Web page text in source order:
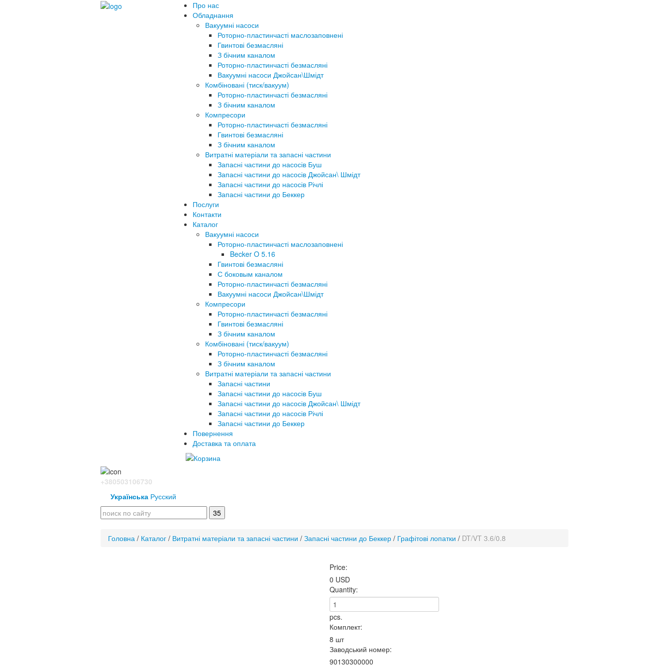
Про нас
Обладнання
Вакуумні насоси
Роторно-пластинчасті маслозаповнені
Гвинтові безмасляні
З бічним каналом
Роторно-пластинчасті безмасляні
Вакуумні насоси Джойсан\Шмідт
Комбіновані (тиск/вакуум)
Роторно-пластинчасті безмасляні
З бічним каналом
Компресори
Роторно-пластинчасті безмасляні
Гвинтові безмасляні
З бічним каналом
Витратні матеріали та запасні частини
Запасні частини до насосів Буш
Запасні частини до насосів Джойсан\ Шмідт
Запасні частини до насосів Річлі
Запасні частини до Беккер
Послуги
Контакти
Каталог
Вакуумні насоси
Роторно-пластинчасті маслозаповнені
Becker O 5.16
Гвинтові безмасляні
С боковым каналом
Роторно-пластинчасті безмасляні
Вакуумні насоси Джойсан\Шмідт
Компресори
Роторно-пластинчасті безмасляні
Гвинтові безмасляні
З бічним каналом
Комбіновані (тиск/вакуум)
Роторно-пластинчасті безмасляні
З бічним каналом
Витратні матеріали та запасні частини
Запасні частини
Запасні частини до насосів Буш
Запасні частини до насосів Джойсан\ Шмідт
Запасні частини до насосів Річлі
Запасні частини до Беккер
Повернення
Доставка та оплата
+380503106730
Українська Русский
Головна / Каталог / Витратні матеріали та запасні частини / Запасні частини до Беккер / Графітові лопатки / DT/VT 3.6/0.8
Price:
0 USD
Quantity:
pcs.
Комплект:
8 шт
Заводський номер:
90130300000